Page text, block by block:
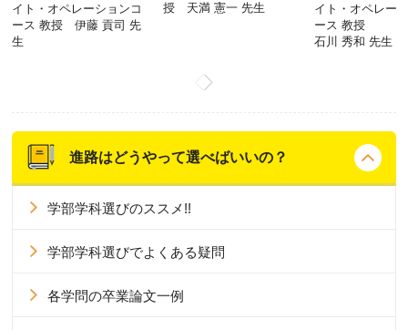
イト・オペレーションコ
ース 教授 伊藤 貢司 先
生
授 天満 憲一 先生
イト・オペレー
ース 教授
石川 秀和 先生
進路はどうやって選べばいいの？
学部学科選びのススメ!!
学部学科選びでよくある疑問
各学問の卒業論文一例